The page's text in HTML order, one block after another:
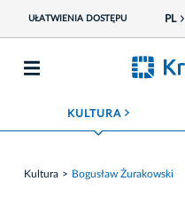
UŁATWIENIA DOSTĘPU PL
KULTURA ROZWIŃ MENU
Kultura Bogusław Żurakowski